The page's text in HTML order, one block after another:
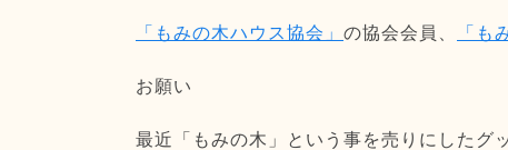
「もみの木ハウス協会」 の協会会員、 「も
お願い
最近「もみの木」という事を売りにしたグ